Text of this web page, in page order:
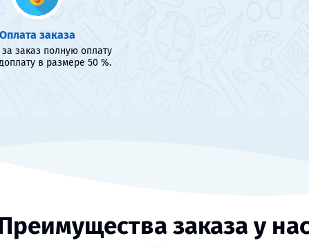
Оплата заказа
за заказ полную оплату
в размере 50 %.
заказа у